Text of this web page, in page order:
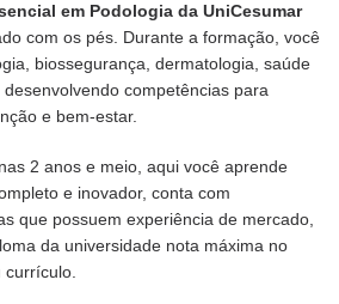
em Podologia da UniCesumar
com os pés. Durante a formação, você
biossegurança, dermatologia, saúde
competências para
e bem-estar.
2 anos e meio, aqui você aprende
e inovador, conta com
que possuem experiência de mercado,
da universidade nota máxima no